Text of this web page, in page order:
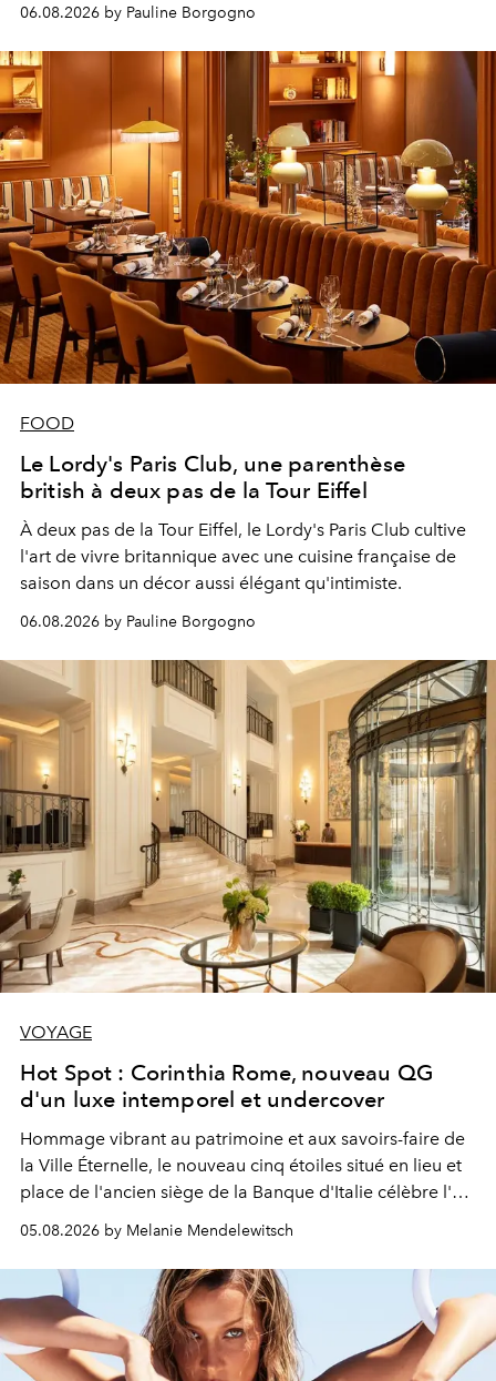
06.08.2026 by Pauline Borgogno
FOOD
Le Lordy's Paris Club, une parenthèse
british à deux pas de la Tour Eiffel
À deux pas de la Tour Eiffel, le Lordy's Paris Club cultive
l'art de vivre britannique avec une cuisine française de
saison dans un décor aussi élégant qu'intimiste.
06.08.2026 by Pauline Borgogno
VOYAGE
Hot Spot : Corinthia Rome, nouveau QG
d'un luxe intemporel et undercover
Hommage vibrant au patrimoine et aux savoirs-faire de
la Ville Éternelle, le nouveau cinq étoiles situé en lieu et
place de l'ancien siège de la Banque d'Italie célèbre l'art
de vivre Romain dans toute son élégance intemporelle.
05.08.2026 by Melanie Mendelewitsch